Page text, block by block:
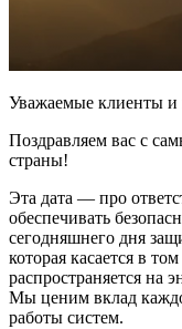
Уважаемые клиенты и
Поздравляем вас с
страны!
Эта дата — про
обеспечивать
сегодняшнего дня
которая касается в
распространяется на
Мы ценим вклад
работы систем.